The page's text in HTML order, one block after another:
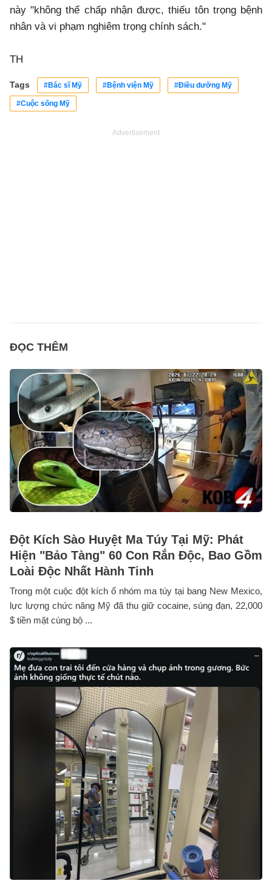
này "không thể chấp nhận được, thiếu tôn trọng bệnh
nhân và vi phạm nghiêm trọng chính sách."
TH
Tags #Bác sĩ Mỹ #Bệnh viện Mỹ #Điều dưỡng Mỹ
#Cuộc sống Mỹ
Advertisement
ĐỌC THÊM
Đột Kích Sào Huyệt Ma Túy Tại Mỹ: Phát
Hiện "Bảo Tàng" 60 Con Rắn Độc, Bao Gồm
Loài Độc Nhất Hành Tinh
Trong một cuộc đột kích ổ nhóm ma túy tại bang New Mexico,
lực lượng chức năng Mỹ đã thu giữ cocaine, súng đạn, 22,000
$ tiền mặt cùng bộ ...